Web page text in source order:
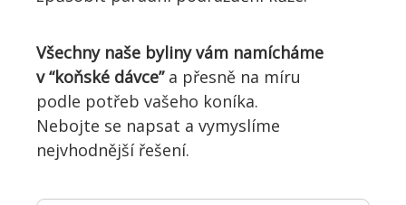
Všechny naše byliny vám namícháme
v “koňské dávce”a přesně na míru
podle potřeb vašeho koníka.
Nebojte se napsat a vymyslíme
nejvhodnější řešení.